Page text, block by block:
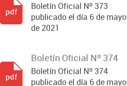
Boletín Oficial Nº 373
publicado el día 6 de mayo
de 2021
pdf
Boletín Oficial Nº 374
Boletín Oficial Nº 374
publicado el día 6 de mayo
pdf